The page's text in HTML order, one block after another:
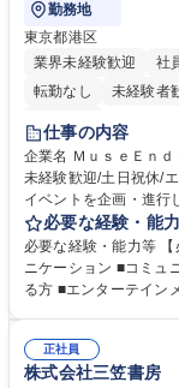
勤務地
東京都港区
業界未経験歓迎
社
転勤なし
未経験者
服装自由
仕事の内容
企業名 ＭｕｓｅＥｎｄｅａｖｏｒ株
未経験歓迎/土日祝休/エンタメを支え
イベントを企画・進行
ます。幅広い音楽・芸
し、チームの円滑な運営を支え
全般、書類整理、備品
内環境の維持サポート
す。 ※業務の変更範囲：会社の定め
務】未経験歓迎/土日祝
必要な経験・能
必要な経験・能力等
ニケーション ■コミュ
る方 ■エンターテインメントに興味
ルーティンワークに留
など、自らの裁量で組
正社員
株式会社三笠書房